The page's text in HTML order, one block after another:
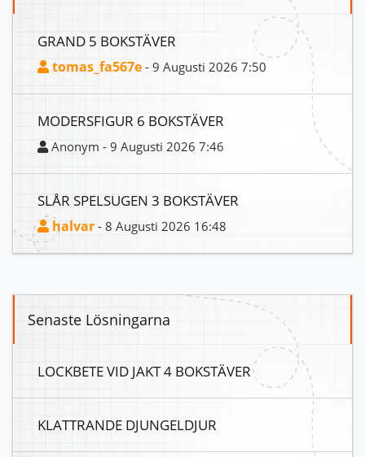
GRAND 5 BOKSTÄVER
tomas_fa567e - 9 Augusti 2026 7:50
MODERSFIGUR 6 BOKSTÄVER
Anonym - 9 Augusti 2026 7:46
SLÅR SPELSUGEN 3 BOKSTÄVER
halvar - 8 Augusti 2026 16:48
Senaste Lösningarna
LOCKBETE VID JAKT 4 BOKSTÄVER
KLATTRANDE DJUNGELDJUR